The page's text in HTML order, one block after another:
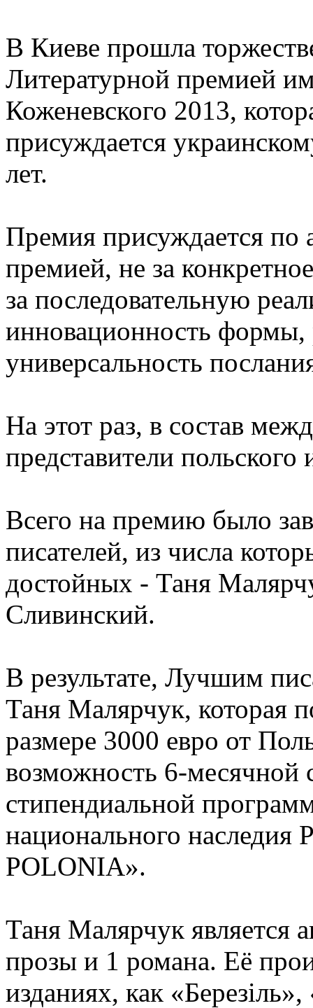
В Киеве прошла
Литературной премией
Коженевского 2013,
присуждается
лет.
Премия присуждается по
премией, не за
за последовательную
инновационность формы,
универсальность
На этот раз, в состав
представители
Всего на премию было
писателей, из числа
достойных - Таня
Сливинский.
В результате, Лучшим
Таня Малярчук, которая
размере 3000 евро от
возможность 6-месячной
стипендиальной
национального
POLONIA».
Таня Малярчук является
прозы и 1 романа. Её
изданиях, как